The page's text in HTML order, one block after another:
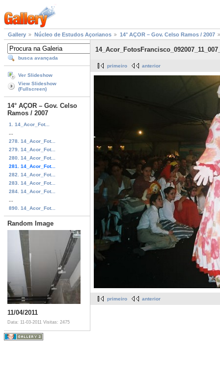
Gallery Núcleo de Estudos Açorianos 14° AÇOR – Gov. Celso Ramos / 2007
busca avançada
Ver Slideshow
View Slideshow
(Fullscreen)
14° AÇOR – Gov. Celso
Ramos / 2007
1. 14_Acor_Fot...
278. 14_Acor_Fot...
279. 14_Acor_Fot...
280. 14_Acor_Fot...
281. 14_Acor_Fot...
282. 14_Acor_Fot...
283. 14_Acor_Fot...
284. 14_Acor_Fot...
890. 14_Acor_Fot...
Random Image
11/04/2011
Data: 11-03-2011 Visitas: 2475
primeiro anterior
primeiro anterior